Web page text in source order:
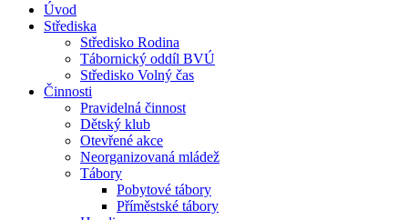
Úvod
Střediska
Středisko Rodina
Tábornický oddíl BVÚ
Středisko Volný čas
Činnosti
Pravidelná činnost
Dětský klub
Otevřené akce
Neorganizovaná mládež
Tábory
Pobytové tábory
Příměstské tábory